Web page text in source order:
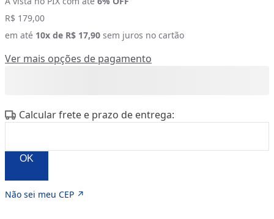
R$ 179,00
em até 10x de R$ 17,90 sem juros no cartão
Ver mais opções de pagamento
Calcular frete e prazo de entrega:
OK
Não sei meu CEP ↗